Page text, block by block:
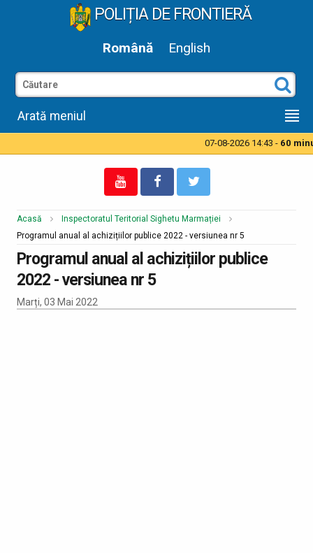
POLIȚIA DE FRONTIERĂ
Română English
Arată meniul
07-08-2026 14:43 - 60
Acasă
Inspectoratul Teritorial Sighetu Marmației
Programul anual al achizițiilor publice 2022 - versiunea nr 5
Programul anual al achizițiilor publice
2022 - versiunea nr 5
Marți, 03 Mai 2022